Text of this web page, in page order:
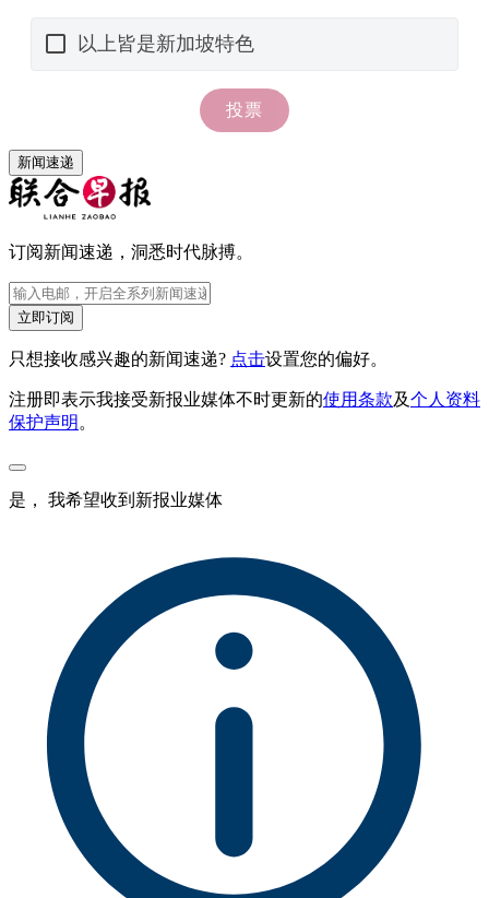
新闻速递
订阅新闻速递，洞悉时代脉搏。
立即订阅
只想接收感兴趣的新闻速递? 点击设置您的偏好。
注册即表示我接受新报业媒体不时更新的使用条款及个人资料
保护声明 。
是， 我希望收到新报业媒体